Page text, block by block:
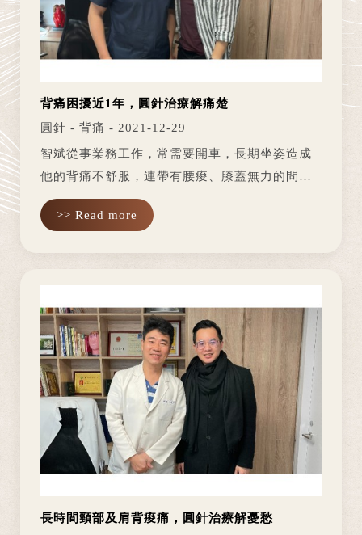
背痛困擾近1年，圓針治療解痛楚
圓針 - 背痛 - 2021-12-29
智斌從事業務工作，常需要開車，長期坐姿造成
他的背痛不舒服，連帶有腰痠、膝蓋無力的問
題；之前曾到西醫照X光，結果照起來沒有問題，
可是背痛還是讓他很難受，只好開始嘗試西醫的
>> Read more
長時間頸部及肩背痠痛，圓針治療解憂愁